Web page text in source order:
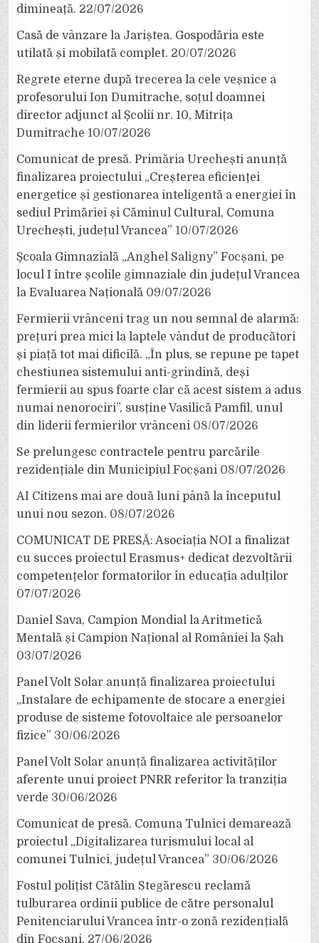
dimineață. 22/07/2026
Casă de vânzare la Jariștea. Gospodăria este
utilată și mobilată complet. 20/07/2026
Regrete eterne după trecerea la cele veșnice a
profesorului Ion Dumitrache, soțul doamnei
director adjunct al Școlii nr. 10, Mitrița
Dumitrache 10/07/2026
Comunicat de presă. Primăria Urechești anunță
finalizarea proiectului „Creșterea eficienței
energetice și gestionarea inteligentă a energiei în
sediul Primăriei și Căminul Cultural, Comuna
Urechești, județul Vrancea” 10/07/2026
Școala Gimnazială „Anghel Saligny” Focșani, pe
locul I între școlile gimnaziale din județul Vrancea
la Evaluarea Națională 09/07/2026
Fermierii vrânceni trag un nou semnal de alarmă:
prețuri prea mici la laptele vândut de producători
și piață tot mai dificilă. „În plus, se repune pe tapet
chestiunea sistemului anti-grindină, deși
fermierii au spus foarte clar că acest sistem a adus
numai nenorociri”, susține Vasilică Pamfil, unul
din liderii fermierilor vrânceni 08/07/2026
Se prelungesc contractele pentru parcările
rezidențiale din Municipiul Focșani 08/07/2026
AI Citizens mai are două luni până la începutul
unui nou sezon. 08/07/2026
COMUNICAT DE PRESĂ: Asociația NOI a finalizat
cu succes proiectul Erasmus+ dedicat dezvoltării
competențelor formatorilor în educația adulților
07/07/2026
Daniel Sava, Campion Mondial la Aritmetică
Mentală și Campion Național al României la Șah
03/07/2026
Panel Volt Solar anunță finalizarea proiectului
„Instalare de echipamente de stocare a energiei
produse de sisteme fotovoltaice ale persoanelor
fizice” 30/06/2026
Panel Volt Solar anunță finalizarea activităților
aferente unui proiect PNRR referitor la tranziția
verde 30/06/2026
Comunicat de presă. Comuna Tulnici demarează
proiectul „Digitalizarea turismului local al
comunei Tulnici, județul Vrancea” 30/06/2026
Fostul polițist Cătălin Stegărescu reclamă
tulburarea ordinii publice de către personalul
Penitenciarului Vrancea într-o zonă rezidențială
din Focșani. 27/06/2026